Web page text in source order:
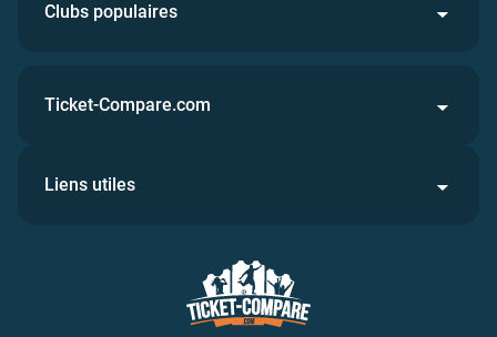
Clubs populaires
Ticket-Compare.com
Liens utiles